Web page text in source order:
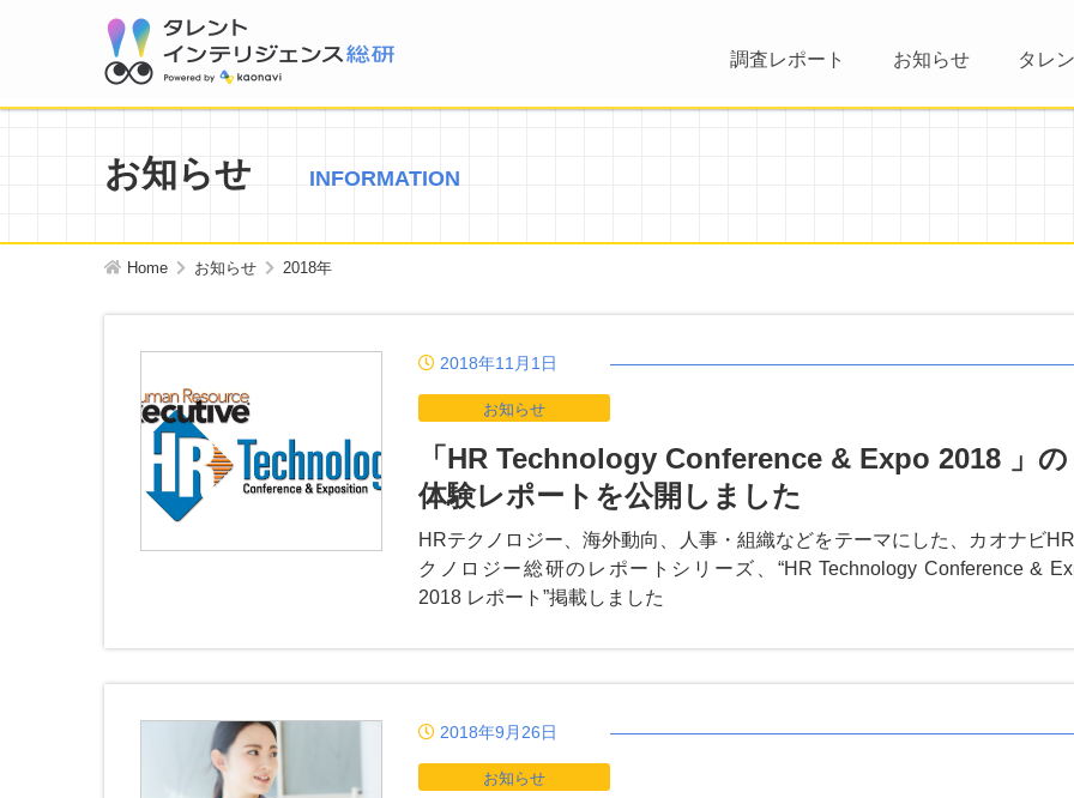
調査レポート お知らせ タレ
お知らせ INFORMATION
Home お知らせ 2018年
2018年11月1日
お知らせ
「HR Technology Conference & Expo 2018 」の
体験レポートを公開しました
HRテクノロジー、海外動向、人事・組織などをテーマにした、カオナビ
クノロジー総研のレポートシリーズ、“HR Technology Conference &
2018 レポート”掲載しました
2018年9月26日
お知らせ